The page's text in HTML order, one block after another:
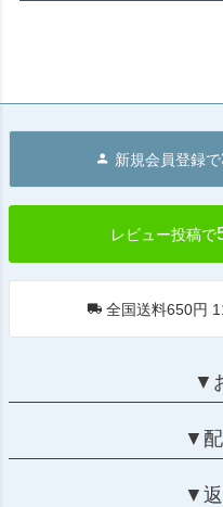
新規会員登録で
レビュー投稿で
全国送料650円
▼
▼
▼返